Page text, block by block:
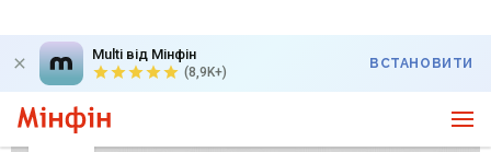
Multi від Мінфін
(8,9K+)
ВСТАНОВИТИ